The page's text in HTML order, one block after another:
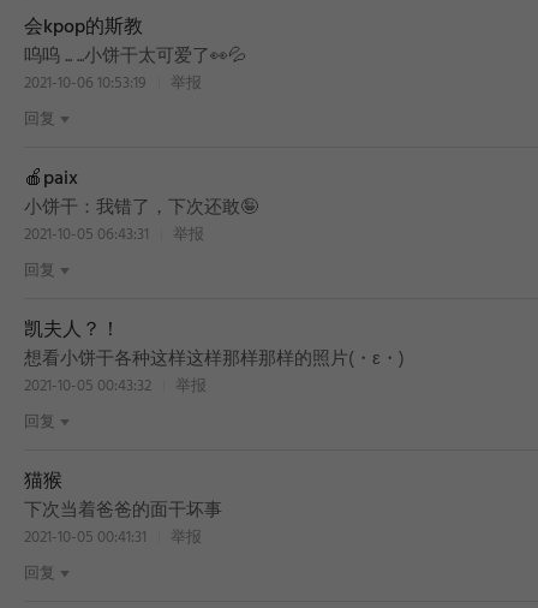
BEST
BEST
会kpop的斯教
呜呜 ... ...小饼干太可爱了👀💦
2021-10-06 10:53:19
举报
回复
🍎paix
小饼干：我错了，下次还敢🤪
2021-10-05 06:43:31
举报
回复
凯夫人？！
想看小饼干各种这样这样那样那样的照片(・ε・)
2021-10-05 00:43:32
举报
回复
猫猴
下次当着爸爸的面干坏事
2021-10-05 00:41:31
举报
回复